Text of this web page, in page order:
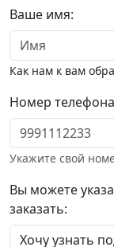
Ваше имя:
Как нам к вам
Номер
Укажите свой
Вы можете
заказать: